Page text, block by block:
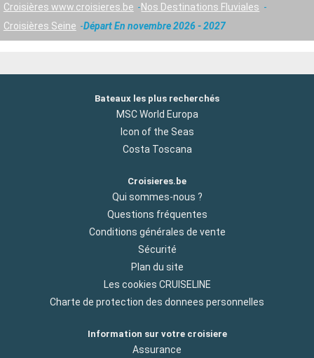
Croisières www.croisieres.be
Nos Destinations Fluviales
Croisières Seine
Départ En novembre 2026 - 2027
Bateaux les plus recherchés
MSC World Europa
Icon of the Seas
Costa Toscana
Croisieres.be
Qui sommes-nous ?
Questions fréquentes
Conditions générales de vente
Sécurité
Plan du site
Les cookies CRUISELINE
Charte de protection des donnees personnelles
Information sur votre croisiere
Assurance